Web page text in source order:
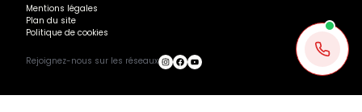
Mentions légales
Plan du site
Politique de cookies
Rejoignez-nous sur les réseaux